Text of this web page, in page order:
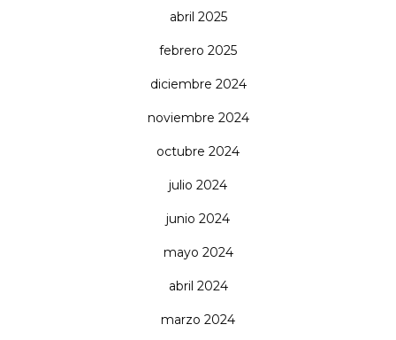
abril 2025
febrero 2025
diciembre 2024
noviembre 2024
octubre 2024
julio 2024
junio 2024
mayo 2024
abril 2024
marzo 2024